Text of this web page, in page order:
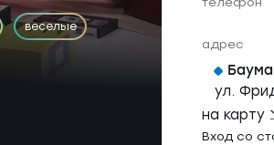
веселые
адрес
ул.
на карту
Вход со